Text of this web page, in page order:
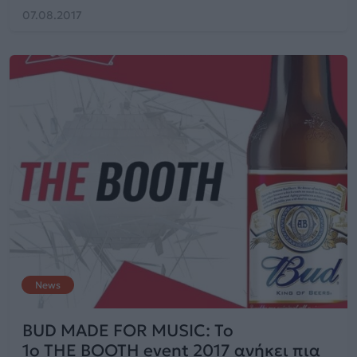
07.08.2017
News
BUD MADE FOR MUSIC: Το
1ο THE BOOTH event 2017 ανήκει πια